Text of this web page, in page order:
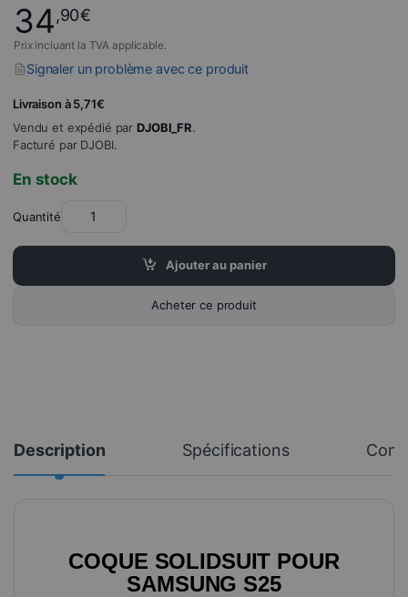
34,90€
Prix incluant la TVA applicable.
Signaler un problème avec ce produit
Livraison à 5,71€
Vendu et expédié parDJOBI_FR.
Facturé par DJOBI.
En stock
Quantité
Ajouter au panier
Acheter ce produit
Description Spécifications
COQUE SOLIDSUIT POUR
SAMSUNG S25